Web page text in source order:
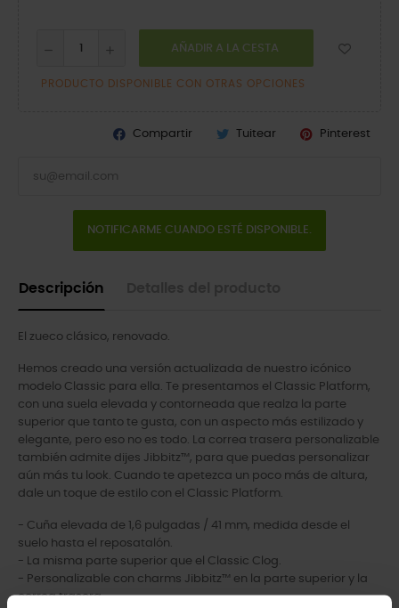
AÑADIR A LA CESTA
PRODUCTO DISPONIBLE CON OTRAS OPCIONES
Compartir Tuitear Pinterest
NOTIFICARME CUANDO ESTÉ DISPONIBLE.
Descripción
El zueco clásico, renovado.
Hemos creado una versión actualizada de nuestro icónico
modelo Classic para ella. Te presentamos el Classic Platform,
con una suela elevada y contorneada que realza la parte
superior que tanto te gusta, con un aspecto más estilizado y
elegante, pero eso no es todo. La correa trasera personalizable
también admite dijes Jibbitz™, para que puedas personalizar
aún más tu look. Cuando te apetezca un poco más de altura,
dale un toque de estilo con el Classic Platform.
- Cuña elevada de 1,6 pulgadas / 41 mm, medida desde el
suelo hasta el reposatalón.
- La misma parte superior que el Classic Clog.
- Personalizable con charms Jibbitz™ en la parte superior y la
correa trasera.